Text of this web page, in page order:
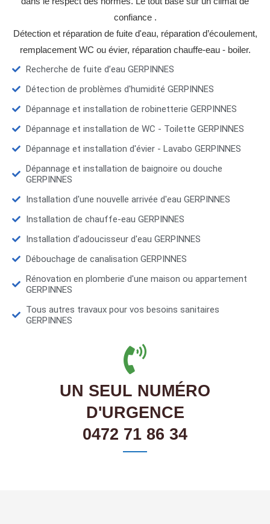
confiance .
Détection et réparation de fuite d'eau, réparation d’écoulement,
remplacement WC ou évier, réparation chauffe-eau - boiler.
Recherche de fuite d’eau GERPINNES
Détection de problèmes d'humidité GERPINNES
Dépannage et installation de robinetterie GERPINNES
Dépannage et installation de WC - Toilette GERPINNES
Dépannage et installation d'évier - Lavabo GERPINNES
Dépannage et installation de baignoire ou douche
GERPINNES
Installation d'une nouvelle arrivée d'eau GERPINNES
Installation de chauffe-eau GERPINNES
Installation d’adoucisseur d'eau GERPINNES
Débouchage de canalisation GERPINNES
Rénovation en plomberie d'une maison ou appartement
GERPINNES
Tous autres travaux pour vos besoins sanitaires
GERPINNES
UN SEUL NUMÉRO
D'URGENCE
0472 71 86 34